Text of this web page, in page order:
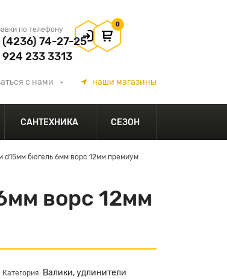
по телефону
(4236) 74-27-25
924 233 3313
0
с нами наши магазины
САНТЕХНИКА СЕЗОН
d15мм бюгель 6мм ворс 12мм премиум
ворс 12мм
Категория: Валики, удлинители